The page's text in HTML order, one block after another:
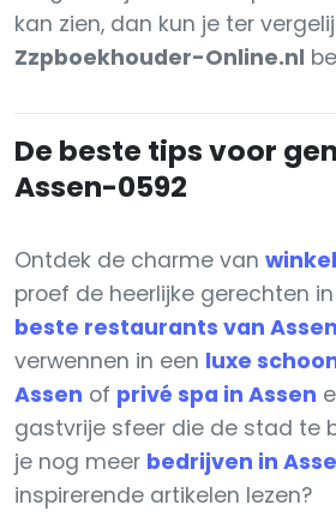
kan zien, dan kun je ter
Zzpboekhouder-Online.nl
De beste tips voor
Assen-0592
Ontdek de charme van
proef de heerlijke gerechten
beste restaurants van Assen
verwennen in een luxe
Assen of privé spa in Assen
gastvrije sfeer die de stad te
je nog meer bedrijven in
inspirerende artikelen lezen?